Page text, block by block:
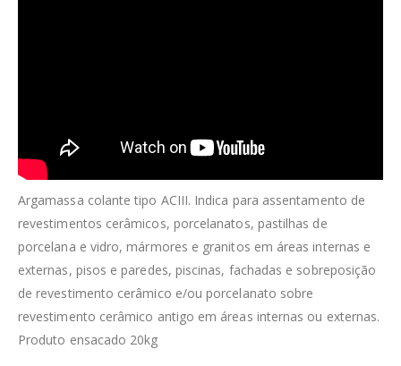
Argamassa colante tipo ACIII. Indica para assentamento de
revestimentos cerâmicos, porcelanatos, pastilhas de
porcelana e vidro, mármores e granitos em áreas internas e
externas, pisos e paredes, piscinas, fachadas e sobreposição
de revestimento cerâmico e/ou porcelanato sobre
revestimento cerâmico antigo em áreas internas ou externas.
Produto ensacado 20kg